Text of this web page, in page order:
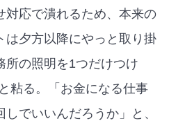
対応で潰れるため、本来の
は夕方以降にやっと取り掛
所の照明を1つだけつけ
粘る。「お金になる仕事
でいいんだろうか」と、